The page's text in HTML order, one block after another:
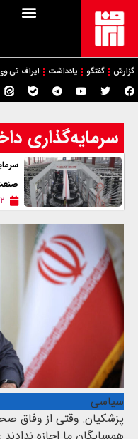
گزارش گفتگو یادداشت ایراف تی
سرمایه‌گذاری
۲۲
سیاسی
پزشکیان: وقتی از وفاق
همسایگان ما اجازه